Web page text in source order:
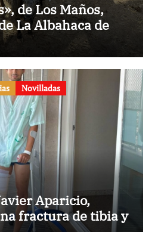
de Los Maños,
La Albahaca de
Novilladas
Aparicio,
fractura de tibia y